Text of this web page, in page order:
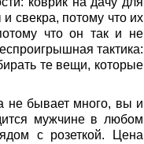
свекра, потому что их
что он так и не
тактика:
те вещи, которые
не бывает много, вы и
мужчине в любом
с розеткой. Цена